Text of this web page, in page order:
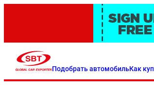
Подобрать автомобильКак